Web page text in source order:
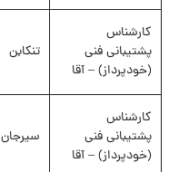
کارشناس
پشتیبانی فنی
(خودپرداز) – آقا
تنکابن
کارشناس
پشتیبانی فنی
(خودپرداز) – آقا
سیرجان